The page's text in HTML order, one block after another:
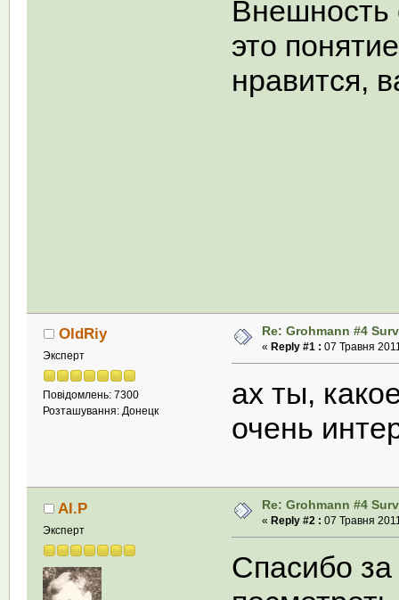
Внешность
это
нравится,
OldRiy
Эксперт
Повідомлень: 7300
Розташування: Донецк
Re: Grohmann #4
« Reply #1 : 07 Травня
ах ты,
очень
Al.P
Эксперт
Re: Grohmann #4
« Reply #2 : 07 Травня
Спасибо